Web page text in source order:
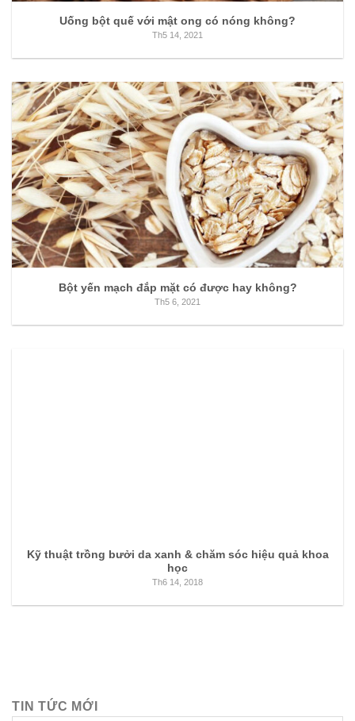
Uống bột quế với mật ong có nóng không?
Th5 14, 2021
Bột yến mạch đắp mặt có được hay không?
Th5 6, 2021
Kỹ thuật trồng bưởi da xanh & chăm sóc hiệu quả khoa
học
Th6 14, 2018
TIN TỨC MỚI